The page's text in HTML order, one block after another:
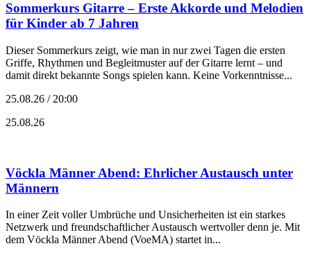
Sommerkurs Gitarre – Erste Akkorde und Melodien
für Kinder ab 7 Jahren
Dieser Sommerkurs zeigt, wie man in nur zwei Tagen die ersten
Griffe, Rhythmen und Begleitmuster auf der Gitarre lernt – und
damit direkt bekannte Songs spielen kann. Keine Vorkenntnisse...
25.08.26 / 20:00
25.08.26
Vöckla Männer Abend: Ehrlicher Austausch unter
Männern
In einer Zeit voller Umbrüche und Unsicherheiten ist ein starkes
Netzwerk und freundschaftlicher Austausch wertvoller denn je. Mit
dem Vöckla Männer Abend (VoeMA) startet in...